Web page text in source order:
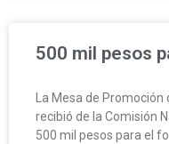
500 mil pesos
La Mesa de
recibió de la Comisión
500 mil pesos para el